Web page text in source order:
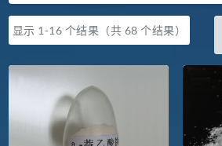
显示 1-16 个结果（共 68 个结果）